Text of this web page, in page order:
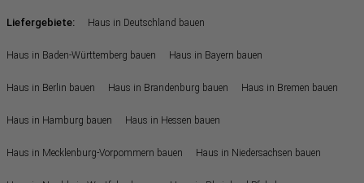
Liefergebiete: Haus in Deutschland bauen
Haus in Baden-Württemberg bauen Haus in Bayern bauen
Haus in Berlin bauen Haus in Brandenburg bauen Haus in Bremen bauen
Haus in Hamburg bauen Haus in Hessen bauen
Haus in Mecklenburg-Vorpommern bauen Haus in Niedersachsen bauen